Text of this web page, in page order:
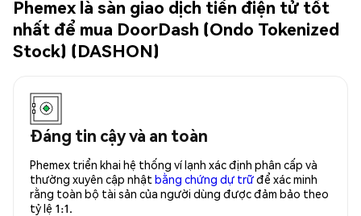
Phemex là sàn giao dịch tiền điện tử tốt
nhất để mua DoorDash (Ondo Tokenized
Stock) (DASHON)
Đáng tin cậy và an toàn
Phemex triển khai hệ thống ví lạnh xác định phân cấp và
thường xuyên cập nhật bằng chứng dự trữđể xác minh
rằng toàn bộ tài sản của người dùng được đảm bảo theo
tỷ lệ 1:1.